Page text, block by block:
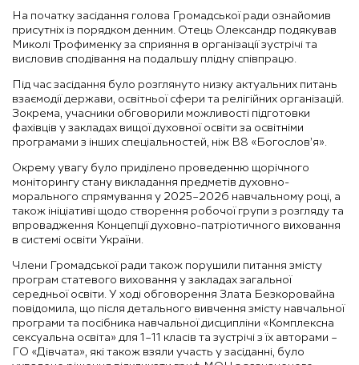
На початку засідання голова Громадської ради ознайомив
присутніх із порядком денним. Отець Олександр подякував
Миколі Трофименку за сприяння в організації зустрічі та
висловив сподівання на подальшу плідну співпрацю.
Під час засідання було розглянуто низку актуальних питань
взаємодії держави, освітньої сфери та релігійних організацій.
Зокрема, учасники обговорили можливості підготовки
фахівців у закладах вищої духовної освіти за освітніми
програмами з інших спеціальностей, ніж В8 «Богослов’я».
Окрему увагу було приділено проведенню щорічного
моніторингу стану викладання предметів духовно-
морального спрямування у 2025–2026 навчальному році, а
також ініціативі щодо створення робочої групи з розгляду та
впровадження Концепції духовно-патріотичного виховання
в системі освіти України.
Члени Громадської ради також порушили питання змісту
програм статевого виховання у закладах загальної
середньої освіти. У ході обговорення Злата Безкоровайна
повідомила, що після детального вивчення змісту навчальної
програми та посібника навчальної дисципліни «Комплексна
сексуальна освіта» для 1–11 класів та зустрічі з їх авторами –
ГО «Дівчата», які також взяли участь у засіданні, було